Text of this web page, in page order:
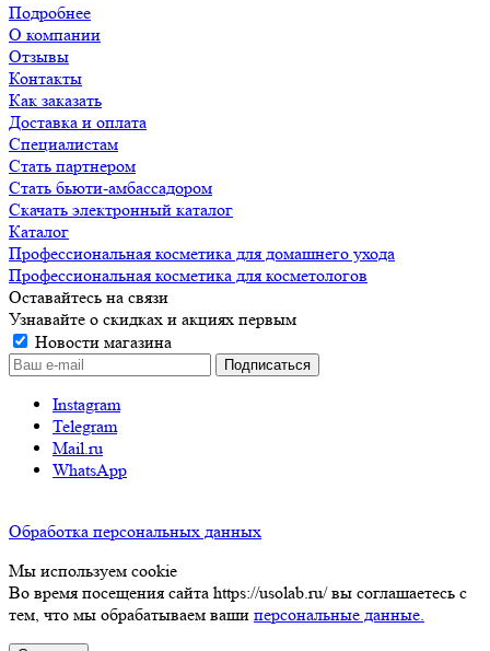
Подробнее
О компании
Отзывы
Контакты
Как заказать
Доставка и оплата
Специалистам
Стать партнером
Стать бьюти-амбассадором
Скачать электронный каталог
Каталог
Профессиональная косметика для домашнего ухода
Профессиональная косметика для косметологов
Оставайтесь на связи
Узнавайте о скидках и акциях первым
Новости магазина
Instagram
Telegram
Mail.ru
WhatsApp
Обработка персональных данных
Мы используем cookie
Во время посещения сайта https://usolab.ru/ вы соглашаетесь с
тем, что мы обрабатываем ваши персональные данные.